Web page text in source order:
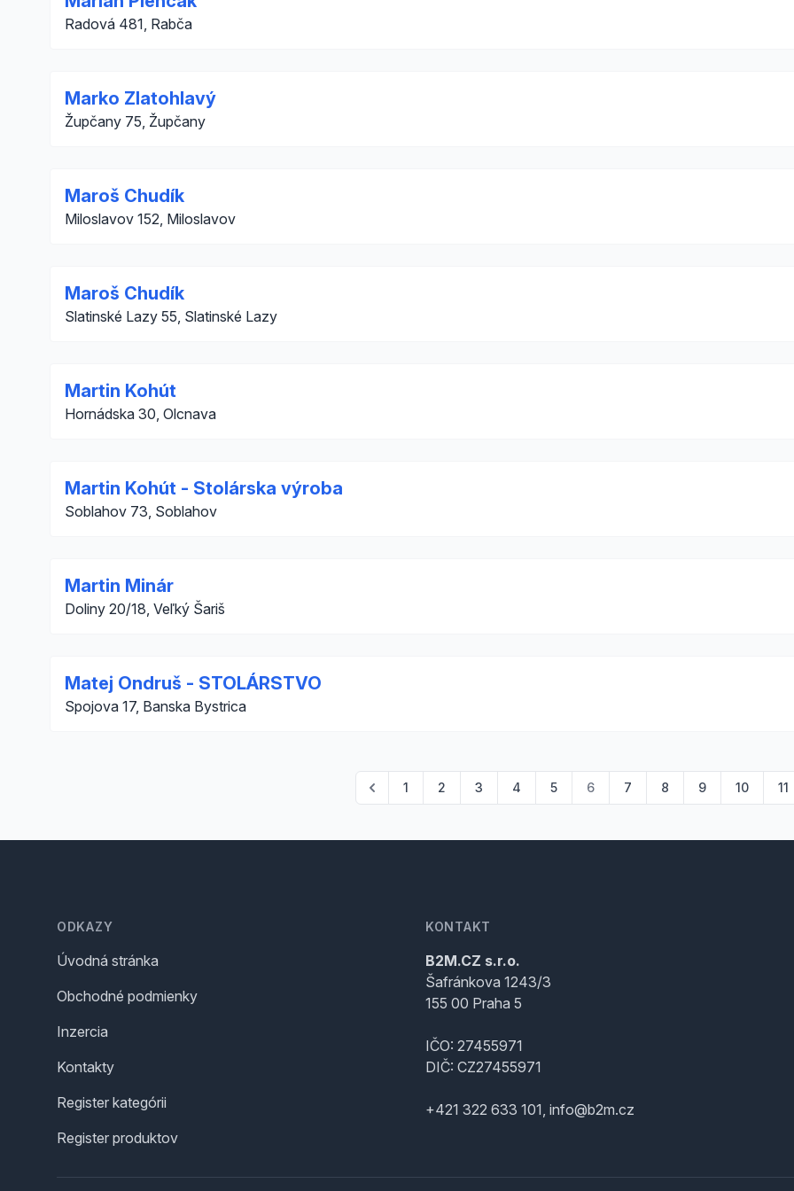
Radová 481, Rabča
Marko Zlatohlavý
Župčany 75, Župčany
Maroš Chudík
Miloslavov 152, Miloslavov
Maroš Chudík
Slatinské Lazy 55, Slatinské Lazy
Martin Kohút
Hornádska 30, Olcnava
Martin Kohút - Stolárska výroba
Soblahov 73, Soblahov
Martin Minár
Doliny 20/18, Veľký Šariš
Matej Ondruš - STOLÁRSTVO
Spojova 17, Banska Bystrica
1 2 3 4 5 6 7 8 9 10 11
ODKAZY
Úvodná stránka
Obchodné podmienky
Inzercia
Kontakty
Register kategórii
Register produktov
KONTAKT
B2M.CZ s.r.o.
Šafránkova 1243/3
155 00 Praha 5
IČO: 27455971
DIČ: CZ27455971
+421 322 633 101, info@b2m.cz